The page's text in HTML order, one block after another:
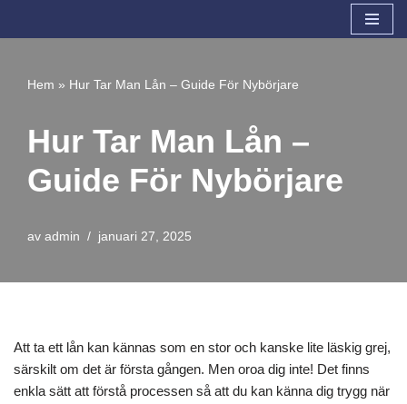
innehåll
Hem » Hur Tar Man Lån – Guide För Nybörjare
Hur Tar Man Lån –
Guide För Nybörjare
av admin januari 27, 2025
Att ta ett lån kan kännas som en stor och kanske lite läskig grej,
särskilt om det är första gången. Men oroa dig inte! Det finns
enkla sätt att förstå processen så att du kan känna dig trygg när